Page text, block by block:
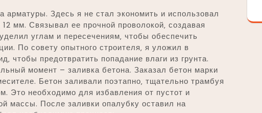
Здесь я не стал экономить и использовал
мм. Связывал ее прочной проволокой‚ создавая
углам и пересечениям‚ чтобы обеспечить
По совету опытного строителя‚ я уложил в
чтобы предотвратить попадание влаги из грунта.
момент – заливка бетона. Заказал бетон марки
Бетон заливали поэтапно‚ тщательно трамбуя
Это необходимо для избавления от пустот и
массы. После заливки опалубку оставил на